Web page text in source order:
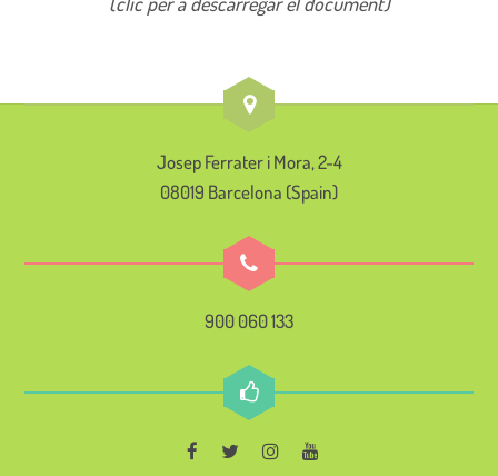
Josep Ferrater i Mora, 2-4
08019 Barcelona (Spain)
900 060 133